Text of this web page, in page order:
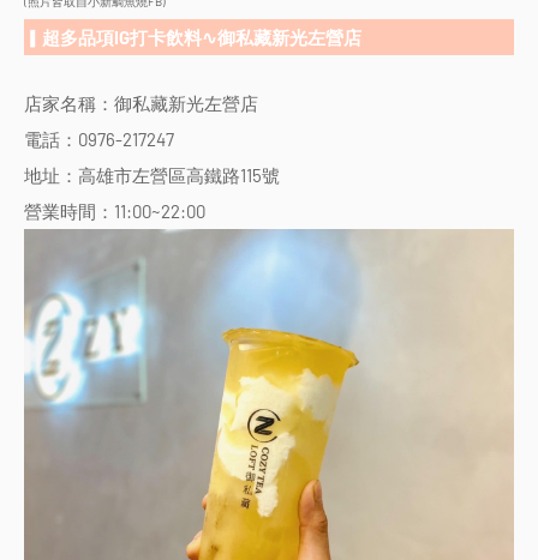
▎超多品項IG打卡飲料∿御私藏新光左營店
店家名稱：御私藏新光左營店
電話：0976-217247
地址：高雄市左營區高鐵路115號
營業時間：11:00~22:00